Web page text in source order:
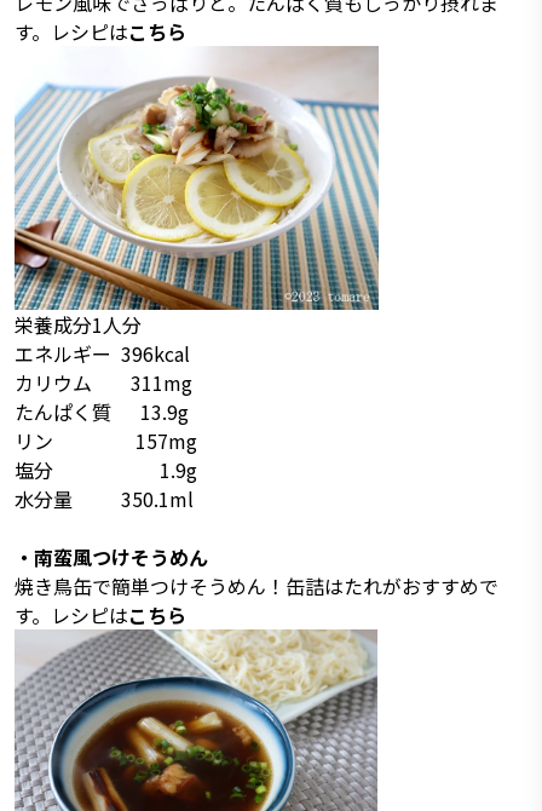
す。レシピはこちら
栄養成分1人分
エネルギー 396kcal
カリウム 311mg
たんぱく質 13.9g
リン 157mg
塩分 1.9g
水分量 350.1ml
・南蛮風つけそうめん
焼き鳥缶で簡単つけそうめん！缶詰はたれがおすすめで
す。レシピはこちら